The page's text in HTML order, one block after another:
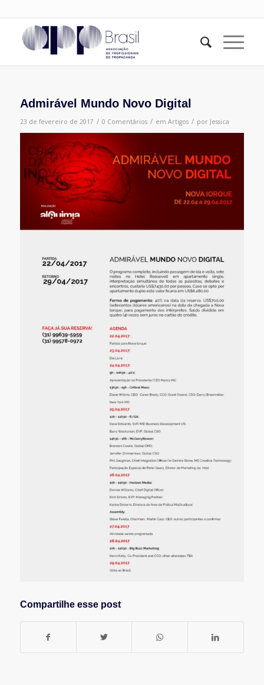
Admirável Mundo Novo Digital
23 de fevereiro de 2017 / 0 Comentários / em Artigos / por Jessica
Compartilhe esse post